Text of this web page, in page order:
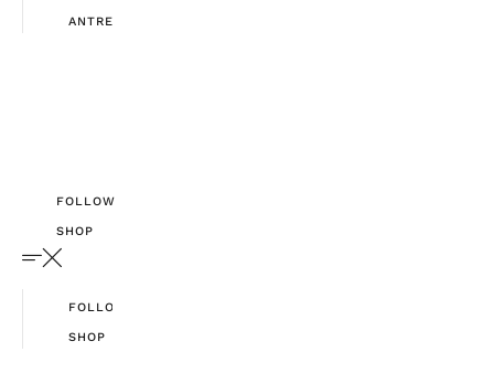
ANTREPRENORIAT
FOLLOW
SHOP
FOLLOW
SHOP